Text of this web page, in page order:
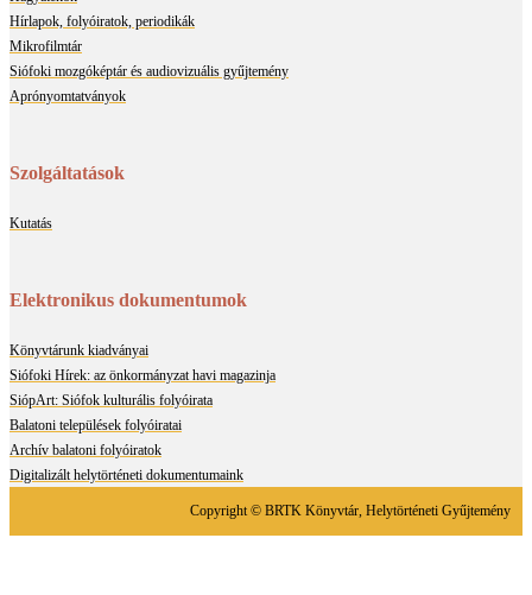
Hírlapok, folyóiratok, periodikák
Mikrofilmtár
Siófoki mozgóképtár és audiovizuális gyűjtemény
Aprónyomtatványok
Szolgáltatások
Kutatás
Elektronikus dokumentumok
Könyvtárunk kiadványai
Siófoki Hírek: az önkormányzat havi magazinja
SiópArt: Siófok kulturális folyóirata
Balatoni települések folyóiratai
Archív balatoni folyóiratok
Digitalizált helytörténeti dokumentumaink
Copyright © BRTK Könyvtár, Helytörténeti Gyűjtemény